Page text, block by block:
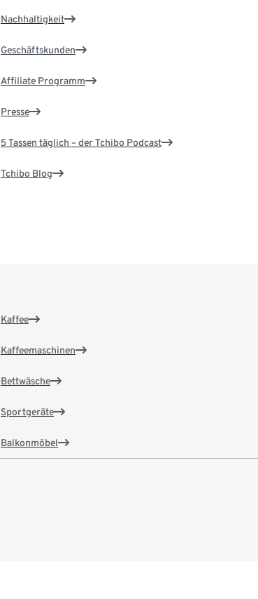
Nachhaltigkeit
Geschäftskunden
Affiliate Programm
Presse
5 Tassen täglich – der Tchibo Podcast
Tchibo Blog
Kaffee
Kaffeemaschinen
Bettwäsche
Sportgeräte
Balkonmöbel